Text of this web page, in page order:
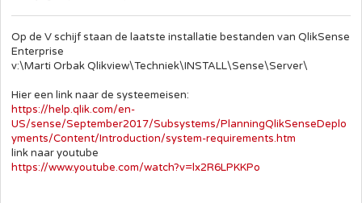
Op de V schijf staan de laatste installatie bestanden van QlikSense
Enterprise
v:\Marti Orbak Qlikview\Techniek\INSTALL\Sense\Server\
Hier een link naar de systeemeisen:
https://help.qlik.com/en-
US/sense/September2017/Subsystems/PlanningQlikSenseDeplo
yments/Content/Introduction/system-requirements.htm
link naar youtube
https://www.youtube.com/watch?v=lx2R6LPKKPo